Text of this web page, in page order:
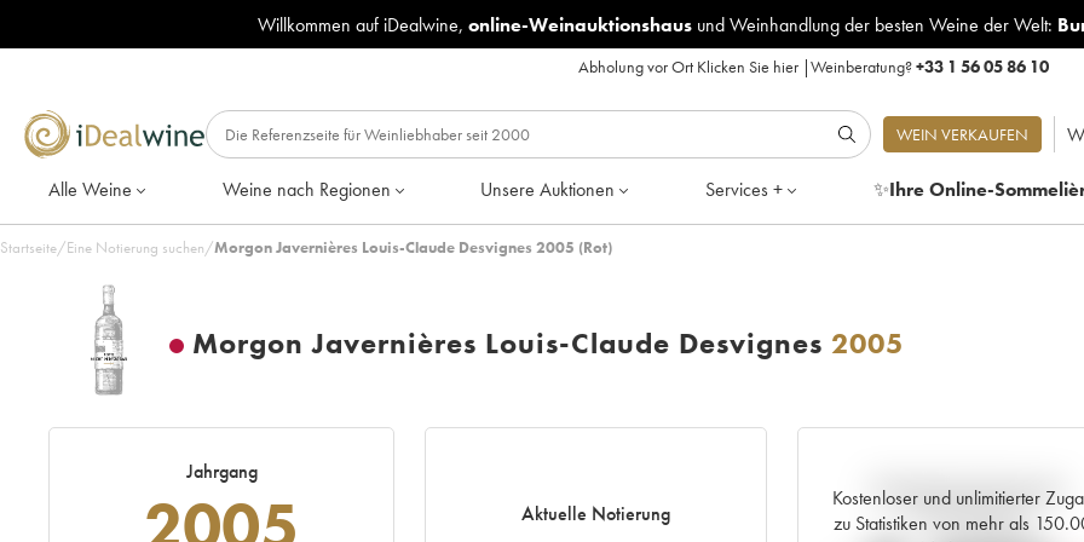
Willkommen auf iDealwine, online-Weinauktionshausund Weinhandlung der besten Weine der Welt:
Abholung vor Ort Klicken Sie hier|Weinberatung?+33 1 56 05 86 10
WEIN VERKAUFEN
Alle Weine Weine nach Regionen Unsere Auktionen Services + ✨Ihre Online-
Startseite/Eine Notierung suchen/Morgon Javernières Louis-Claude Desvignes 2005 (Rot)
Morgon Javernières Louis-Claude Desvignes 2005
Jahrgang
Aktuelle Notierung
Kostenloser und unlimitierter
zu Statistiken von mehr als
Aktuelle Entwicklung der
Preisnotierung